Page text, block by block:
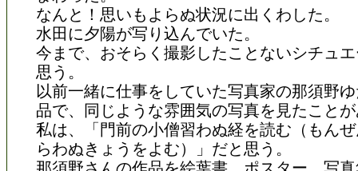
なんと！思いもよらぬ状況に出くわした。
水田に夕陽が写り込んでいた。
今まで、おそらく撮影したことないシチュ
思う。
以前一緒に仕事をしていた写真家の那須野
品で、同じような雰囲気の写真を見たこと
私は、「門前の小僧習わぬ経を読む（もん
らわぬきょうをよむ）」だと思う。